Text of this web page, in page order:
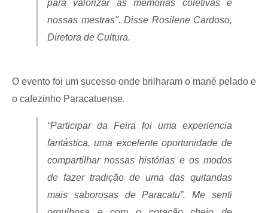
para valorizar as memórias coletivas e
nossas mestras". Disse Rosilene Cardoso,
Diretora de Cultura.
O evento foi um sucesso onde brilharam o mané pelado e
o cafezinho Paracatuense.
“Participar da Feira foi uma experiencia
fantástica, uma excelente oportunidade de
compartilhar nossas histórias e os modos
de fazer tradição de uma das quitandas
mais saborosas de Paracatu”. Me senti